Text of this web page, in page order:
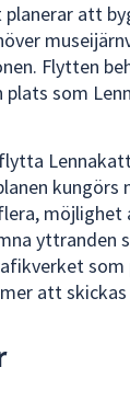
att
Flytten
plats som
yttranden
att skickas